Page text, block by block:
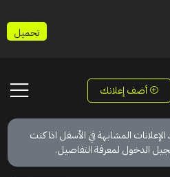
أضف إعلانك
المشابهة في الأسفل اذا كنت
الدخول لمعرفة التفاصيل.
تحميل